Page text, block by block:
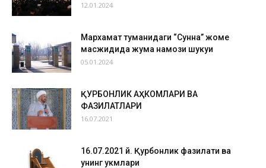
12.01.2024
Мархамат туманидаги “Сунна” жоме
масжидида жума намози шукуҳи
05.01.2024
ҚУРБОНЛИК АҲКОМЛАРИ ВА
ФАЗИЛАТЛАРИ
16.07.2021
16.07.2021 й. Қурбонлик фазилати ва
унинг ҳукмлари